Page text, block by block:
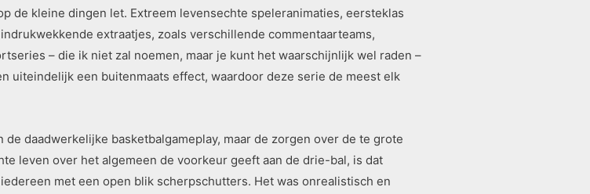
de kleine dingen let. Extreem levensechte speleranimaties, eersteklas
extraatjes, zoals verschillende commentaarteams,
– die ik niet zal noemen, maar je kunt het waarschijnlijk wel raden –
uiteindelijk een buitenmaats effect, waardoor deze serie de meest elk
daadwerkelijke basketbalgameplay, maar de zorgen over de te grote
leven over het algemeen de voorkeur geeft aan de drie-bal, is dat
met een open blik scherpschutters. Het was onrealistisch en